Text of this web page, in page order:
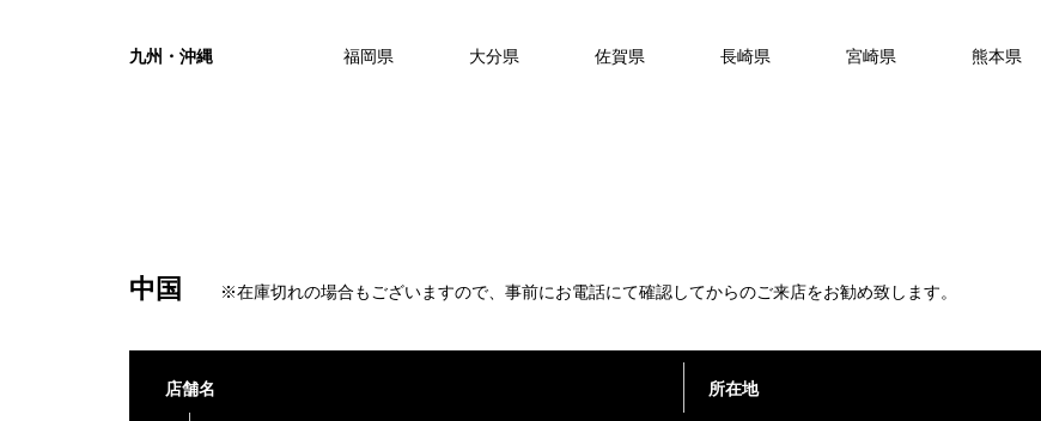
九州・沖縄 福岡県 大分県 佐賀県 長崎県 宮崎県 熊本県
中国 ※在庫切れの場合もございますので、事前にお電話にて確認してからのご来店をお勧め致します。
店舗名 所在地